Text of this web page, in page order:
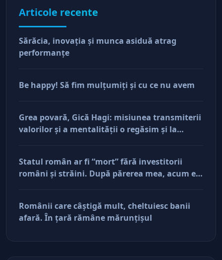
Articole recente
Sărăcia, inovaţia şi munca asiduă atrag
performanţe
Be happy! Să fim mulţumiţi şi cu ce nu avem
Grea povară, Gică Hagi: misiunea transmiterii
valorilor şi a mentalităţii o regăsim şi la
Statul român ar fi “mort” fără investitorii
români şi străini. După părerea mea, acum e
Românii care câştigă mult, cheltuiesc banii
afară. În ţară rămâne mărunţişul